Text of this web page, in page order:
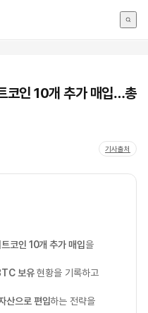
코인 10개 추가 매입…총
기사출처
트코인 10개 추가 매입을
보유현황을 기록하고
산으로 편입하는 전략을